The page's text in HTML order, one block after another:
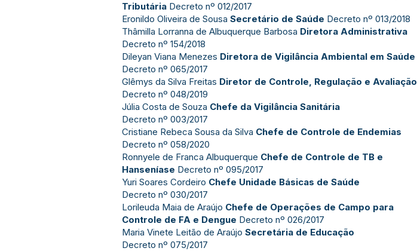
Tributária Decreto nº 012/2017
Eronildo Oliveira de Sousa Secretário de Saúde Decreto nº 013/2018
Thâmilla Lorranna de Albuquerque Barbosa Diretora Administrativa
Decreto nº 154/2018
Dileyan Viana Menezes Diretora de Vigilância Ambiental em Saúde
Decreto nº 065/2017
Glêmys da Silva Freitas Diretor de Controle, Regulação e Avaliação
Decreto nº 048/2019
Júlia Costa de Souza Chefe da Vigilância Sanitária
Decreto nº 003/2017
Cristiane Rebeca Sousa da Silva Chefe de Controle de Endemias
Decreto nº 058/2020
Ronnyele de Franca Albuquerque Chefe de Controle de TB e
Hanseníase Decreto nº 095/2017
Yuri Soares Cordeiro Chefe Unidade Básicas de Saúde
Decreto nº 030/2017
Lorileuda Maia de Araújo Chefe de Operações de Campo para
Controle de FA e Dengue Decreto nº 026/2017
Maria Vinete Leitão de Araújo Secretária de Educação
Decreto nº 075/2017